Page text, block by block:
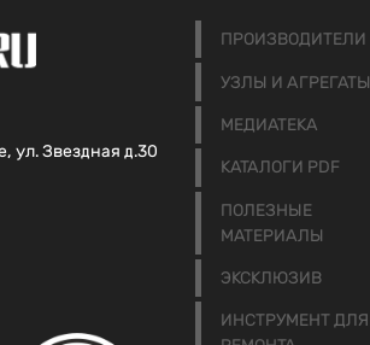
ул. Звездная д.30
ПРОИЗВОДИТЕЛИ
УЗЛЫ И АГРЕГАТЫ
МЕДИАТЕКА
КАТАЛОГИ PDF
ПОЛЕЗНЫЕ
МАТЕРИАЛЫ
ЭКСКЛЮЗИВ
ИНСТРУМЕНТ ДЛЯ